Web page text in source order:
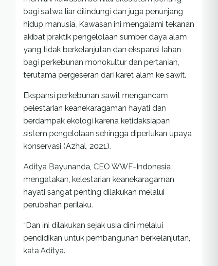
bagi satwa liar dilindungi dan juga penunjang
hidup manusia, Kawasan ini mengalami tekanan
akibat praktik pengelolaan sumber daya alam
yang tidak berkelanjutan dan ekspansi lahan
bagi perkebunan monokultur dan pertanian,
terutama pergeseran dari karet alam ke sawit.
Ekspansi perkebunan sawit mengancam
pelestarian keanekaragaman hayati dan
berdampak ekologi karena ketidaksiapan
sistem pengelolaan sehingga diperlukan upaya
konservasi (Azhal, 2021).
Aditya Bayunanda, CEO WWF-Indonesia
mengatakan, kelestarian keanekaragaman
hayati sangat penting dilakukan melalui
perubahan perilaku.
“Dan ini dilakukan sejak usia dini melalui
pendidikan untuk pembangunan berkelanjutan,
kata Aditya.